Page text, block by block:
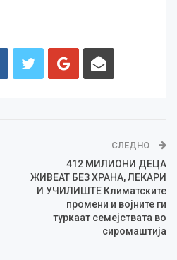
СЛЕДНО
412 МИЛИОНИ ДЕЦА
ЖИВЕАТ БЕЗ ХРАНА, ЛЕКАРИ
И УЧИЛИШТЕ Климатските
промени и војните ги
туркаат семејствата во
сиромаштија